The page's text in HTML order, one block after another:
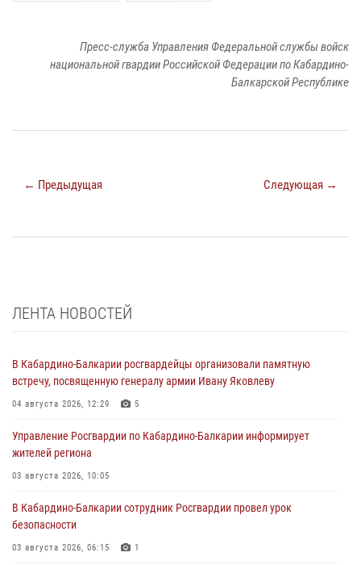
Пресс-служба Управления Федеральной службы войск
национальной гвардии Российской Федерации по Кабардино-
Балкарской Республике
← Предыдущая Следующая →
ЛЕНТА НОВОСТЕЙ
В Кабардино-Балкарии росгвардейцы организовали памятную
встречу, посвященную генералу армии Ивану Яковлеву
04 августа 2026, 12:29 5
Управление Росгвардии по Кабардино-Балкарии информирует
жителей региона
03 августа 2026, 10:05
В Кабардино‑Балкарии сотрудник Росгвардии провел урок
безопасности
03 августа 2026, 06:15 1